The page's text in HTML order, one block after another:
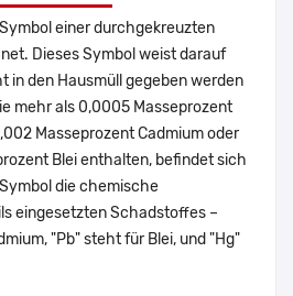
einer durchgekreuzten
Dieses Symbol weist darauf
in den Hausmüll gegeben werden
mehr als 0,0005 Masseprozent
Masseprozent Cadmium oder
Blei enthalten, befindet sich
die chemische
eingesetzten Schadstoffes –
"Pb" steht für Blei, und "Hg"